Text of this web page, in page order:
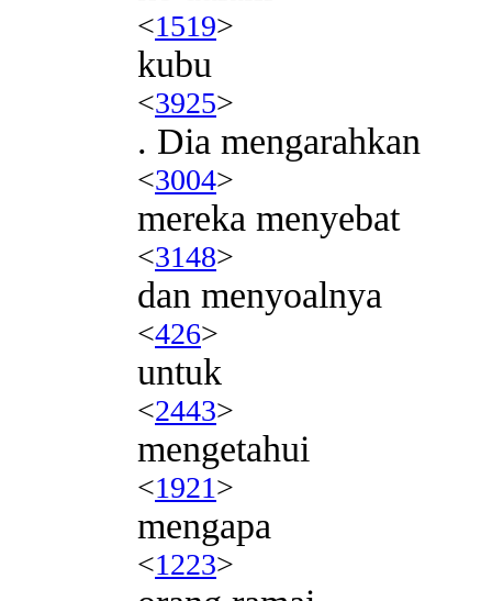
<1519>
kubu
<3925>
. Dia mengarahkan
<3004>
mereka menyebat
<3148>
dan menyoalnya
<426>
untuk
<2443>
mengetahui
<1921>
mengapa
<1223>